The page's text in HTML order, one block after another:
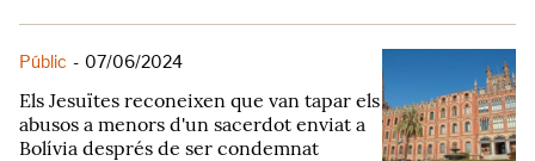
Públic - 07/06/2024
Els Jesuïtes reconeixen que van tapar els
abusos a menors d'un sacerdot enviat a
Bolívia després de ser condemnat